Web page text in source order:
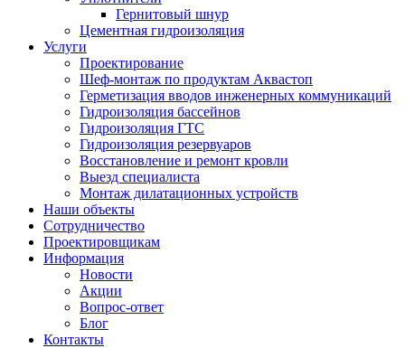
Гернитовый шнур
Цементная гидроизоляция
Услуги
Проектирование
Шеф-монтаж по продуктам Аквастоп
Герметизация вводов инженерных коммуникаций
Гидроизоляция бассейнов
Гидроизоляция ГТС
Гидроизоляция резервуаров
Восстановление и ремонт кровли
Выезд специалиста
Монтаж дилатационных устройств
Наши объекты
Сотрудничество
Проектировщикам
Информация
Новости
Акции
Вопрос-ответ
Блог
Контакты